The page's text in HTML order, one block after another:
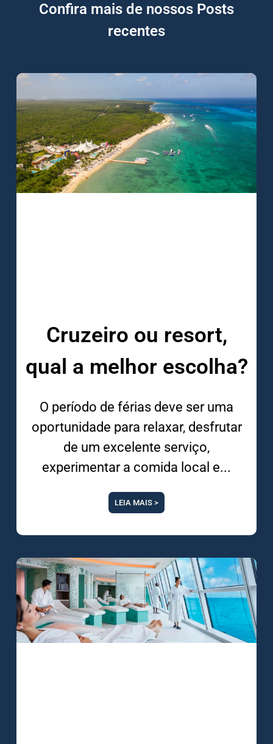
Confira mais de nossos Posts
recentes
Cruzeiro ou resort,
qual a melhor escolha?
O período de férias deve ser uma
oportunidade para relaxar, desfrutar
de um excelente serviço,
experimentar a comida local e
LEIA MAIS >